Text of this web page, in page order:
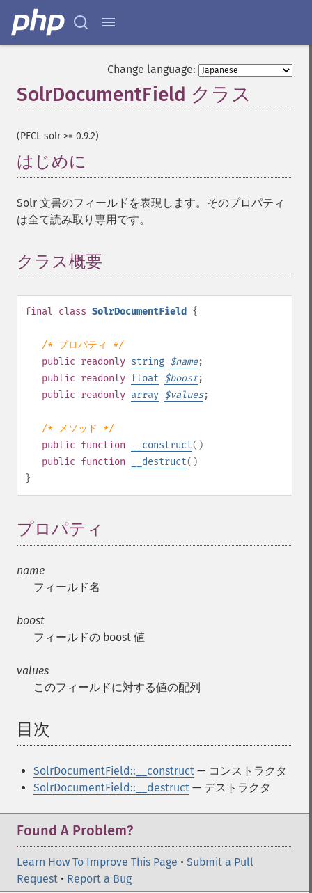
Change language:
SolrDocumentField クラス
(PECL solr >= 0.9.2)
はじめに
Solr 文書のフィールドを表現します。そのプロパティ
は全て読み取り専用です。
クラス概要
final class SolrDocumentField {
/* プロパティ */
public readonly string $name;
public readonly float $boost;
public readonly array $values;
/* メソッド */
public function __construct()
public function __destruct()
}
プロパティ
name
フィールド名
boost
フィールドの boost 値
values
このフィールドに対する値の配列
目次
SolrDocumentField::__construct — コンストラクタ
SolrDocumentField::__destruct — デストラクタ
Found A Problem?
Learn How To Improve This Page • Submit a Pull
Request • Report a Bug